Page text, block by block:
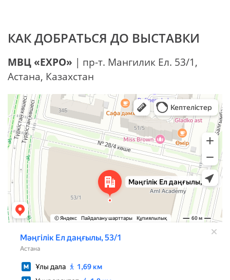
КАК ДОБРАТЬСЯ ДО ВЫСТАВКИ
МВЦ «EXPO» | пр-т. Мангилик Ел. 53/1,
Астана, Казахстан
Нур‑Султан
Проспект Мангилик Ел, 53/1 — Яндекс Карты